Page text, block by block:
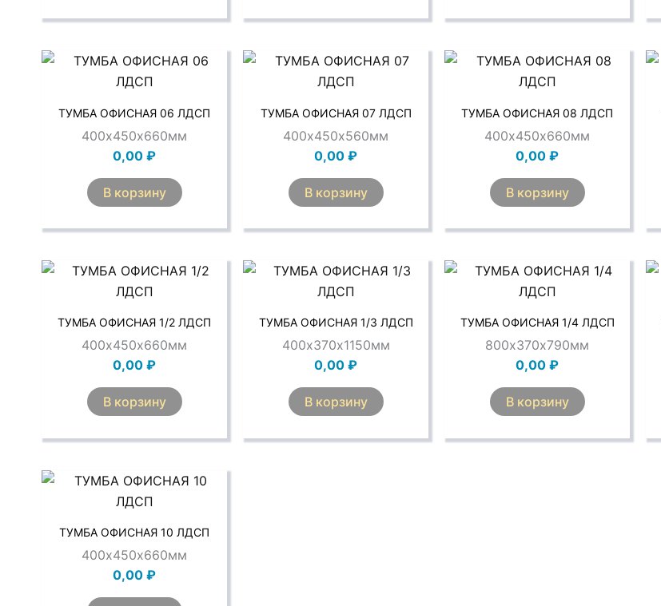
ТУМБА ОФИСНАЯ 06 ЛДСП
400х450х660мм
0,00 ₽
В корзину
ТУМБА ОФИСНАЯ 07 ЛДСП
400х450х560мм
0,00 ₽
В корзину
ТУМБА ОФИСНАЯ 08 ЛДСП
400х450х660мм
0,00 ₽
В корзину
ТУМБА ОФИСНАЯ 1/2 ЛДСП
400х450х660мм
0,00 ₽
В корзину
ТУМБА ОФИСНАЯ 1/3 ЛДСП
400х370х1150мм
0,00 ₽
В корзину
ТУМБА ОФИСНАЯ 1/4 ЛДСП
800х370х790мм
0,00 ₽
В корзину
ТУМБА ОФИСНАЯ 10 ЛДСП
400х450х660мм
0,00 ₽